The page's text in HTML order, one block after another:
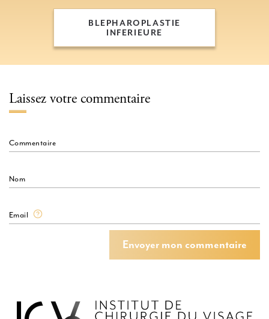
BLEPHAROPLASTIE
INFERIEURE
INFERIEURE
Laissez votre commentaire
Commentaire
Nom
Email
Envoyer mon commentaire
Envoyer mon commentaire